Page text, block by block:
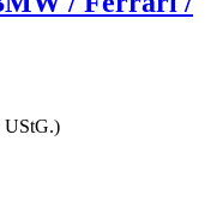
UStG.)